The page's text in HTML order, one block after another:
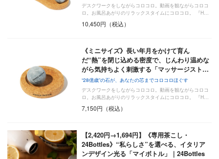
デスクワークをしながらコロコロ。動画を観ながらコロコ
ロ。お風呂あがりのリラックスタイムにコロコロ。 『H…
10,450円（税込）
《ミニサイズ》長い年月をかけて育ん
だ“熱”を閉じ込める密度で、じんわり温めな
がら気持ちよく刺激する「マッサージスト…
“28億歳”の石が、あなたの芯までコロコロほぐす
デスクワークをしながらコロコロ。動画を観ながらコロコ
ロ。お風呂あがりのリラックスタイムにコロコロ。 『H…
7,150円（税込）
【2,420円→1,694円】《専用茶こし・
24Bottles》“私らしさ”を選べる、イタリア
ンデザイン光る「マイボトル」｜24Bottles